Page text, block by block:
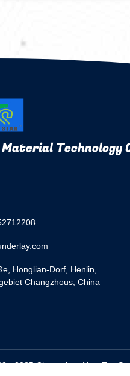
Technology
Honglian-Dorf, Henlin,
Changzhous, China
2025 Changzhou New Top